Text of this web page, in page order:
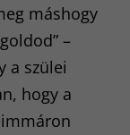
máshogy
–
a szülei
hogy a